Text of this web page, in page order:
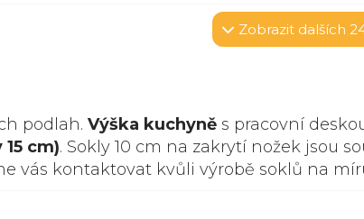
Zobrazit dalších
podlah. Výška kuchyně s pracovní
cm). Sokly 10 cm na zakrytí nožek jsou
vás kontaktovat kvůli výrobě soklů na